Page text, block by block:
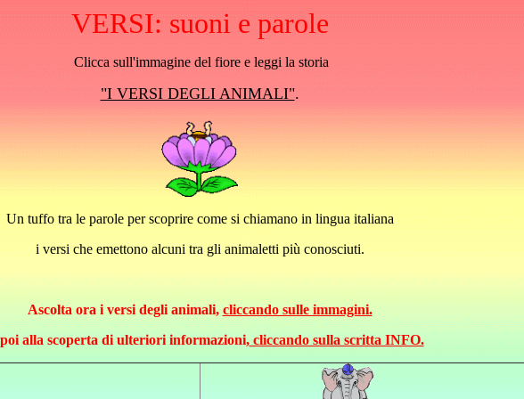
VERSI: suoni e parole
Clicca sull'immagine del fiore e leggi la storia
"I VERSI DEGLI ANIMALI".
Un tuffo tra le parole per scoprire come si chiamano in lingua italiana
i versi che emettono alcuni tra gli animaletti più conosciuti.
Ascolta ora i versi degli animali, cliccando sulle immagini.
alla scoperta di ulteriori informazioni,cliccando sulla scritta INFO.